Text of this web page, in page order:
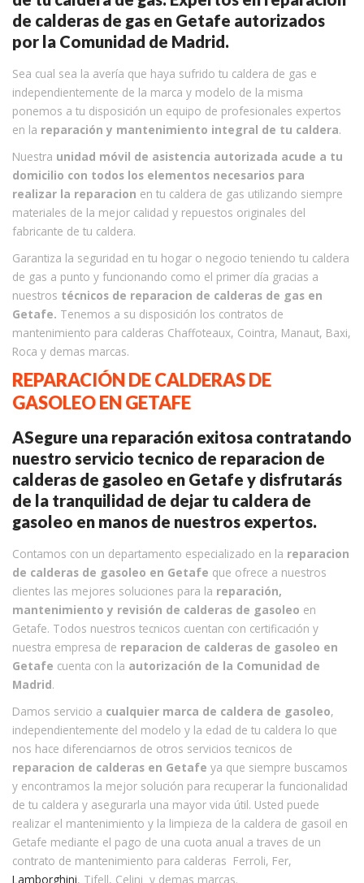
de calderas de gas en Getafe autorizados
por la Comunidad de Madrid.
Sea cual sea la avería que haya sufrido tu caldera de gas e
independientemente de la marca y modelo de la misma
ponemos a tu disposición un equipo de profesionales expertos
en la reparación y mantenimiento integral de tu caldera.
Nuestra unidad móvil de asistencia autorizada acude a tu
domicilio con todos los elementos necesarios para
realizar la reparacion en tu caldera de gas utilizando siempre
materiales de la mejor calidad y repuestos originales del
fabricante de tu caldera.
Garantiza la seguridad en tu hogar o negocio teniendo tu caldera
de gas a punto y funcionando como el primer día gracias a
nuestros técnicos de reparacion de calderas de gas en
Getafe. Tenemos a su disposición los contratos de
mantenimiento para calderas Chaffoteaux, Cointra, Manaut, Baxi,
Roca y demas marcas.
REPARACIÓN DE CALDERAS DE
GASOLEO EN GETAFE
ASegure una reparación exitosa contratando
nuestro servicio tecnico de reparacion de
calderas de gasoleo en Getafe y disfrutarás
de la tranquilidad de dejar tu caldera de
gasoleo en manos de nuestros expertos.
Contamos con un departamento especializado en la reparacion
de calderas de gasoleo en Getafe que ofrece a nuestros
clientes las mejores soluciones para la reparación,
mantenimiento y revisión de calderas de gasoleo en
Getafe. Todos nuestros tecnicos cuentan con certificación y
nuestra empresa de reparacion de calderas de gasoleo en
Getafe cuenta con la autorización de la Comunidad de
Madrid.
Damos servicio a cualquier marca de caldera de gasoleo,
independientemente del modelo y la edad de tu caldera lo que
nos hace diferenciarnos de otros servicios tecnicos de
reparacion de calderas en Getafe ya que siempre buscamos
y encontramos la mejor solución para recuperar la funcionalidad
de tu caldera y asegurarla una mayor vida útil. Usted puede
realizar el mantenimiento y la limpieza de la caldera de gasoil en
Getafe mediante el pago de una cuota anual a traves de un
contrato de mantenimiento para calderas Ferroli, Fer,
Lamborghini, Tifell, Celini y demas marcas.